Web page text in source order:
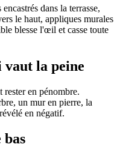
dans la terrasse,
le haut, appliques murales
blesse l'œil et casse toute
vaut la peine
en pénombre.
un mur en pierre, la
en négatif.